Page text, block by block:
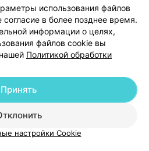
компанию
использования файлов
в более позднее время.
информации о целях,
файлов cookie вы
Политикой обработки
Принять
настройки Cookie